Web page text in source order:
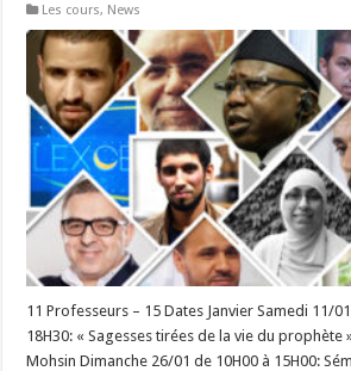
Les cours, News
11 Professeurs – 15 Dates Janvier Samedi 11/
18H30: « Sagesses tirées de la vie du prophète
Mohsin Dimanche 26/01 de 10H00 à 15H00: